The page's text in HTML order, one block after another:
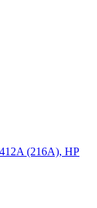
(216A), HP